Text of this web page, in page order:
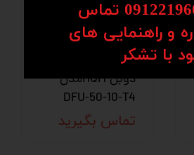
مهره بال اسکرو
دوبل HQMمدل
DFU-50-10-T4
تماس بگیرید
و راهنمایی های
با تشکر​​​​​​​